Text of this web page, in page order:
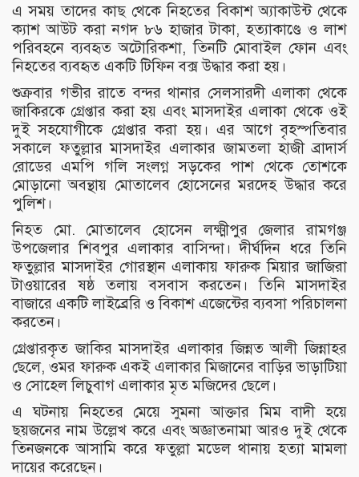
এ সময় তাদের কাছ থেকে নিহতের বিকাশ অ্যাকাউন্ট থেকে
ক্যাশ আউট করা নগদ ৮৬ হাজার টাকা, হত্যাকাণ্ডে ও লাশ
পরিবহনে ব্যবহৃত অটোরিকশা, তিনটি মোবাইল ফোন এবং
নিহতের ব্যবহৃত একটি টিফিন বক্স উদ্ধার করা হয়।
শুক্রবার গভীর রাতে বন্দর থানার সেলসারদী এলাকা থেকে
জাকিরকে গ্রেপ্তার করা হয় এবং মাসদাইর এলাকা থেকে ওই
দুই সহযোগীকে গ্রেপ্তার করা হয়। এর আগে বৃহস্পতিবার
সকালে ফতুল্লার মাসদাইর এলাকার জামতলা হাজী ব্রাদার্স
রোডের এমপি গলি সংলগ্ন সড়কের পাশ থেকে তোশকে
মোড়ানো অবন্থায় মোতালেব হোসেনের মরদেহ উদ্ধার করে
পুলিশ।
নিহত মো. মোতালেব হোসেন লক্ষ্মীপুর জেলার রামগঞ্জ
উপজেলার শিবপুর এলাকার বাসিন্দা। দীর্ঘদিন ধরে তিনি
ফতুল্লার মাসদাইর গোরস্থান এলাকায় ফারুক মিয়ার জাজিরা
টাওয়ারের ষষ্ঠ তলায় বসবাস করতেন। তিনি মাসদাইর
বাজারে একটি লাইব্রেরি ও বিকাশ এজেন্টের ব্যবসা পরিচালনা
করতেন।
গ্রেপ্তারকৃত জাকির মাসদাইর এলাকার জিন্নত আলী জিন্নাহর
ছেলে, ওমর ফারুক একই এলাকার মিজানের বাড়ির ভাড়াটিয়া
ও সোহেল লিচুবাগ এলাকার মৃত মজিদের ছেলে।
এ ঘটনায় নিহতের মেয়ে সুমনা আক্তার মিম বাদী হয়ে
ছয়জনের নাম উল্লেখ করে এবং অজ্ঞাতনামা আরও দুই থেকে
তিনজনকে আসামি করে ফতুল্লা মডেল থানায় হত্যা মামলা
দায়ের করেছেন।